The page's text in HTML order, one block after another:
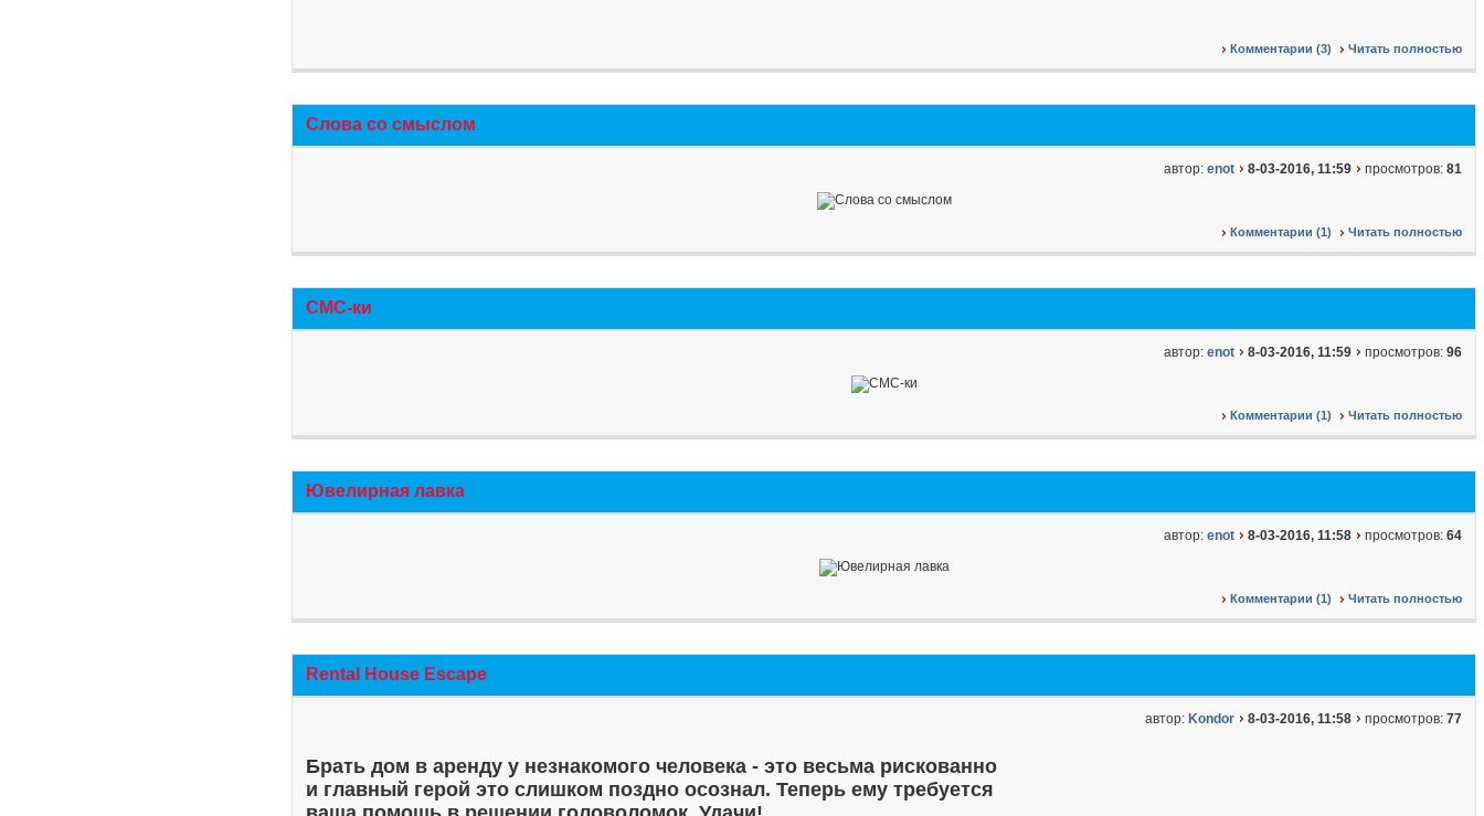
Комментарии (3) Читать полностью
Слова со смыслом
автор: enot 8-03-2016, 11:59 просмотров: 81
Комментарии (1) Читать полностью
СМС-ки
автор: enot 8-03-2016, 11:59 просмотров: 96
Комментарии (1) Читать полностью
Ювелирная лавка
автор: enot 8-03-2016, 11:58 просмотров: 64
Комментарии (1) Читать полностью
Rental House Escape
автор: Kondor 8-03-2016, 11:58 просмотров: 77
Брать дом в аренду у незнакомого человека - это весьма рискованно
и главный герой это слишком поздно осознал. Теперь ему требуется